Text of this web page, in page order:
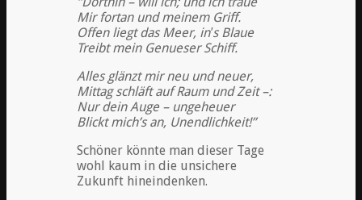
Mir fortan und meinem Griff.
Offen liegt das Meer, in′s Blaue
Treibt mein Genueser Schiff.
Alles glänzt mir neu und neuer,
Mittag schläft auf Raum und Zeit –:
Nur dein Auge – ungeheuer
Blickt mich’s an, Unendlichkeit!”
Schöner könnte man dieser Tage
wohl kaum in die unsichere
Zukunft hineindenken.